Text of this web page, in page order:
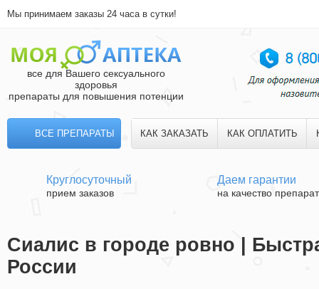
Мы принимаем заказы 24 часа в сутки!
все для Вашего сексуального
здоровья
препараты для повышения потенции
ВСЕ ПРЕПАРАТЫ КАК ЗАКАЗАТЬ КАК ОПЛАТИТЬ
Круглосуточный
прием заказов
Даем гарантии
на качество
Сиалис в городе ровно |
России